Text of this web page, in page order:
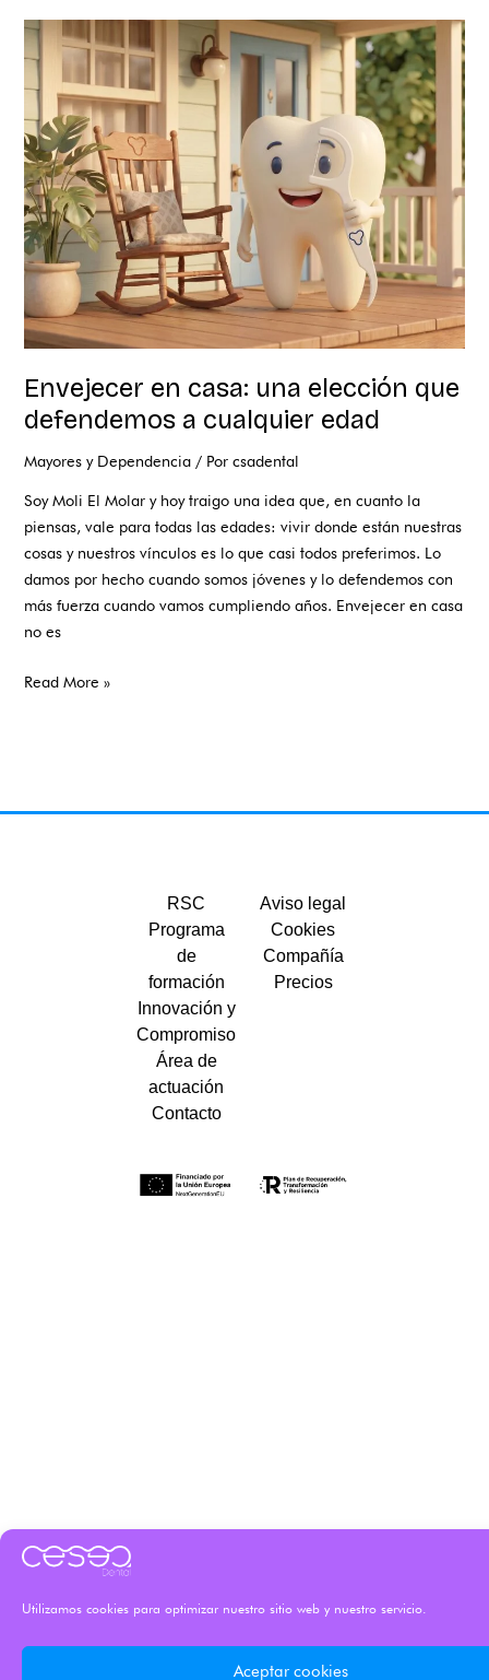
Utilizamos cookies para optimizar nuestro sitio web y nuestro servicio.
Aceptar cookies
Envejecer en casa: una elección que
defendemos a cualquier edad
Mayores y Dependencia / Porcsadental
Soy Moli El Molar y hoy traigo una idea que, en cuanto la
piensas, vale para todas las edades: vivir donde están nuestras
cosas y nuestros vínculos es lo que casi todos preferimos. Lo
damos por hecho cuando somos jóvenes y lo defendemos con
más fuerza cuando vamos cumpliendo años. Envejecer en casa
no es
Envejecer
en
casa:
una
elección
que
defendemos
a
cualquier
edad
Read More »
RSC
Programa
de
formación
Innovación y
Compromiso
Área de
actuación
Contacto
Aviso legal
Cookies
Compañía
Precios